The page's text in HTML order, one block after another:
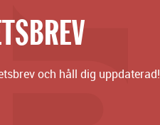
och håll dig uppdaterad!